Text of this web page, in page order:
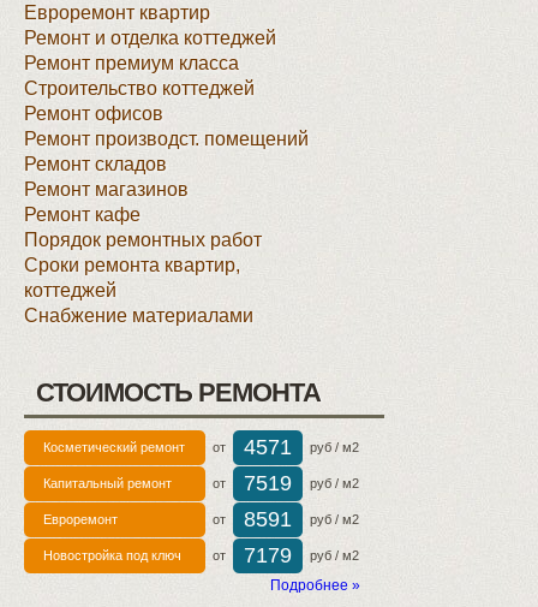
Евроремонт квартир
Ремонт и отделка коттеджей
Ремонт премиум класса
Строительство коттеджей
Ремонт офисов
Ремонт производст. помещений
Ремонт складов
Ремонт магазинов
Ремонт кафе
Порядок ремонтных работ
Сроки ремонта квартир,
коттеджей
Снабжение материалами
СТОИМОСТЬ РЕМОНТА
Косметический ремонт от 4571 руб / м2
Капитальный ремонт от 7519 руб / м2
Евроремонт от 8591 руб / м2
Новостройка под ключ от 7179 руб / м2
Подробнее »